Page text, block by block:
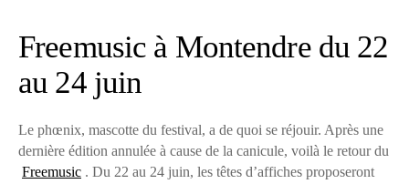
Freemusic à Montendre du 22
au 24 juin
Le phœnix, mascotte du festival, a de quoi se réjouir. Après une
dernière édition annulée à cause de la canicule, voilà le retour du
Freemusic . Du 22 au 24 juin, les têtes d’affiches proposeront